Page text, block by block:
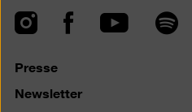
InstagramFacebookYouTube Spotify
Presse
Newsletter